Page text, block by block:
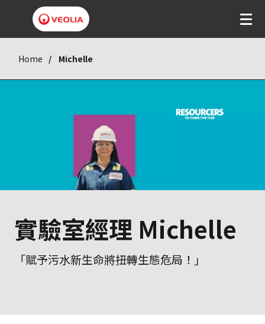
Home Michelle
實驗室經理 Michelle
「賦予污水新生命將扭轉生態危局！」